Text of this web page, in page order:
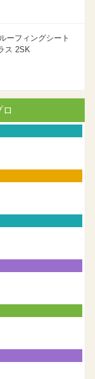
ーフィングシート
ス 2SK